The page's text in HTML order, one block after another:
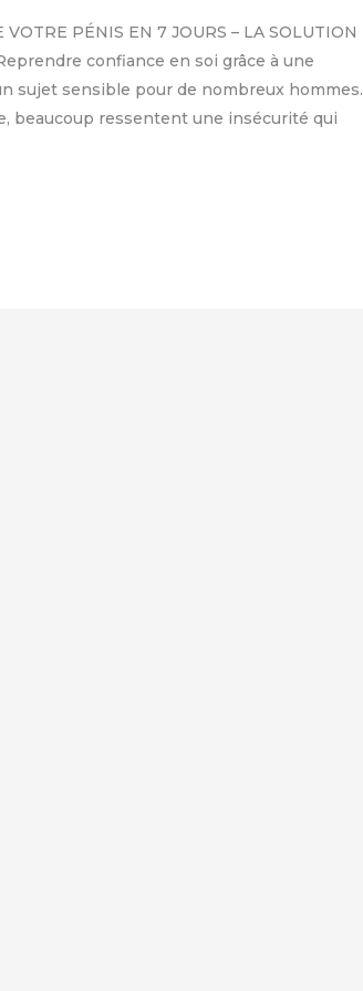
PÉNIS EN 7 JOURS – LA SOLUTION
confiance en soi grâce à une
sujet sensible pour de nombreux hommes.
beaucoup ressentent une insécurité qui